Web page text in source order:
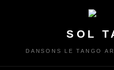
SOL
DANSONS LE TANGO